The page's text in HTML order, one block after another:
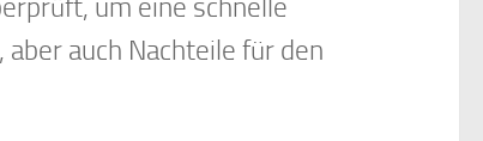
um eine schnelle
auch Nachteile für den